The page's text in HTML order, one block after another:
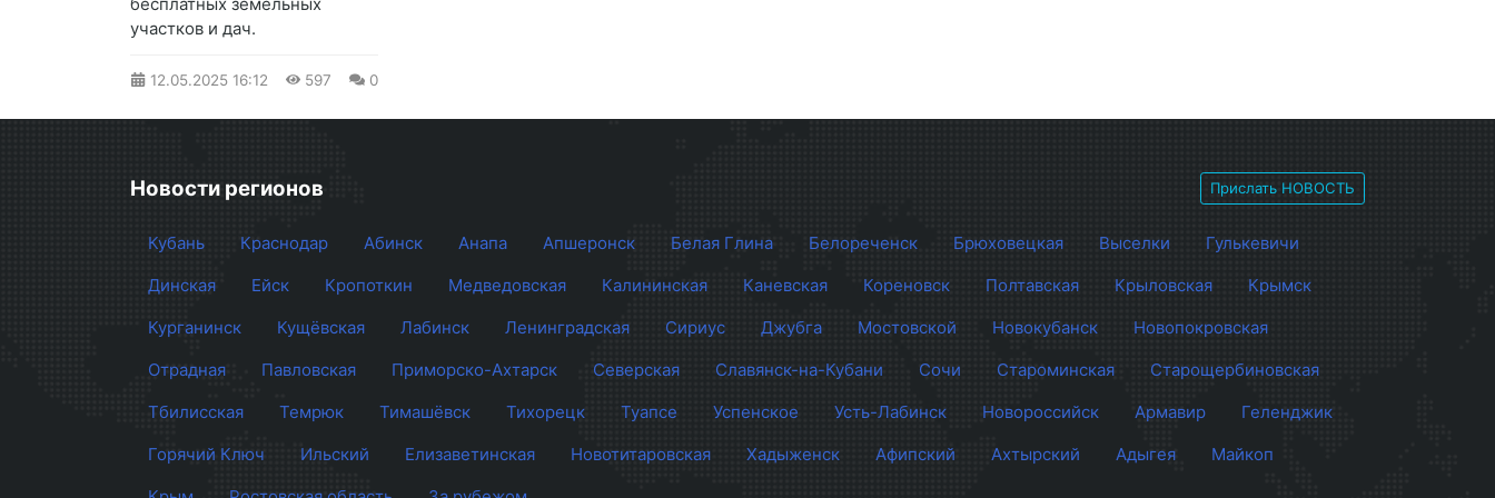
участков и дач.
12.05.2025 16:12 597 0
Новости регионов Прислать НОВОСТЬ
Кубань Краснодар Абинск Анапа Апшеронск Белая Глина Белореченск Брюховецкая Выселки
Гулькевичи
Динская
Ейск Кропоткин Медведовская Калининская Каневская Кореновск Полтавская Крыловская
Крымск
Курганинск
Кущёвская Лабинск Ленинградская Сириус Джубга Мостовской Новокубанск
Новопокровская
Отрадная
Павловская Приморско-Ахтарск Северская Славянск-на-Кубани Сочи Староминская
Старощербиновская
Тбилисская
Темрюк Тимашёвск Тихорецк Туапсе Успенское Усть-Лабинск Новороссийск Армавир
Геленджик
Горячий Ключ
Ильский Елизаветинская Новотитаровская Хадыженск Афипский Ахтырский Адыгея
Майкоп